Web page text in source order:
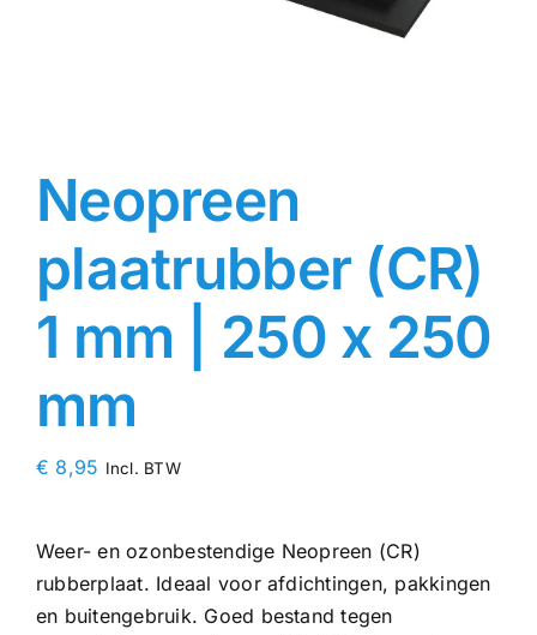
Winkelmand
Neopreen
plaatrubber (CR)
1 mm | 250 x 250
mm
€ 8,95 Incl. BTW
Weer- en ozonbestendige Neopreen (CR)
rubberplaat. Ideaal voor afdichtingen, pakkingen
en buitengebruik. Goed bestand tegen